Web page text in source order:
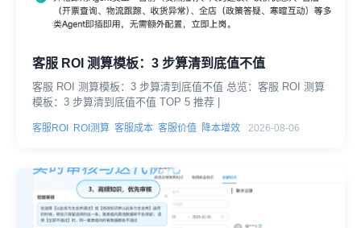
客服 ROI 测算模板：3 步算清到底值不值
客服 ROI 测算模板：3 步算清到底值不值 总览：客服 ROI 测算
模板：3 步算清到底值不值 TOP 5 推荐 |
客服ROI ROI测算 客服成本 客服价值 降本增效 2026-08-06